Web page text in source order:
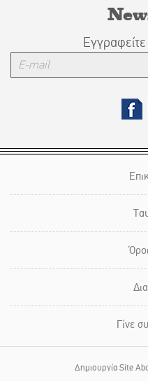
Γίνε
Δημιουργία Site